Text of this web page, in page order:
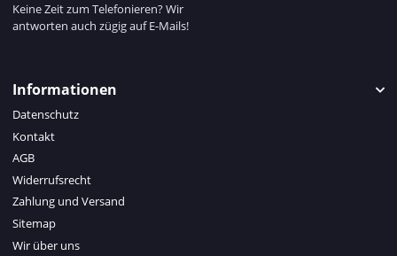
Keine Zeit zum Telefonieren? Wir
antworten auch zügig auf E-Mails!
Informationen
Datenschutz
Kontakt
AGB
Widerrufsrecht
Zahlung und Versand
Sitemap
Wir über uns